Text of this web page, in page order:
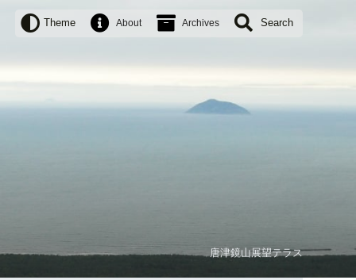
Theme About Archives Search
唐津鏡山展望テラス